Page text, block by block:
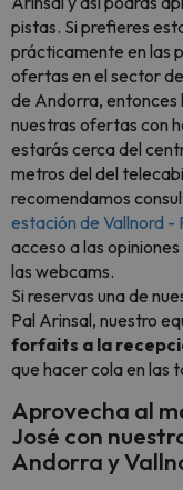
pistas. Si prefieres
prácticamente en las
ofertas en el sector
de Andorra, entonces
nuestras ofertas con
estarás cerca del
metros del del
recomendamos
estación de Vallnord -
acceso a las
las webcams.
Si reservas una de
Pal Arinsal, nuestro
forfaits a la
que hacer cola en las
Aprovecha al
José con
Andorra y